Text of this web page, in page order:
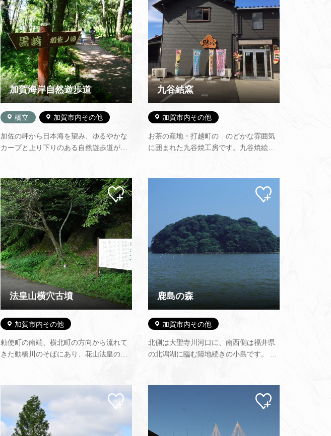
加賀海岸自然遊歩道
橋立 加賀市内その他
加佐の岬から日本海を望み、ゆるやかな
カーブと上り下りのある自然遊歩道が約4
「お夏のがん洞」、黒崎海岸「八幡浜
（はちまんば）」などの史跡もありま
す。千変万化の美しい自然のままの砂…
追加
九谷結窯
加賀市内その他
お茶の産地・打越町の のどかな雰囲気
に囲まれた九谷焼工房です。九谷焼絵付
九谷焼を中心に展示・販売もしていま
追加
法皇山横穴古墳
加賀市内その他
勅使町の南端、横北町の方向から流れて
きた動橋川のそばにあり、花山法皇のゆ
あり、横穴はこの自然の石質をうまく利
用して造られ、総数は80基に…
マイ
ペー
ジに
追加
鹿島の森
加賀市内その他
北側は大聖寺川河口に、南西側は福井県
の北潟湖に臨む陸地続きの小島です。 標
また江戸時代は大聖寺初代藩主前田利治
マイ
ペー
マイ
ペー
マイ
ペー